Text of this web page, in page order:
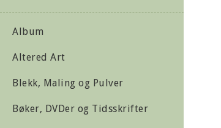
Album
Altered Art
Blekk, Maling og Pulver
Bøker, DVDer og Tidsskrifter